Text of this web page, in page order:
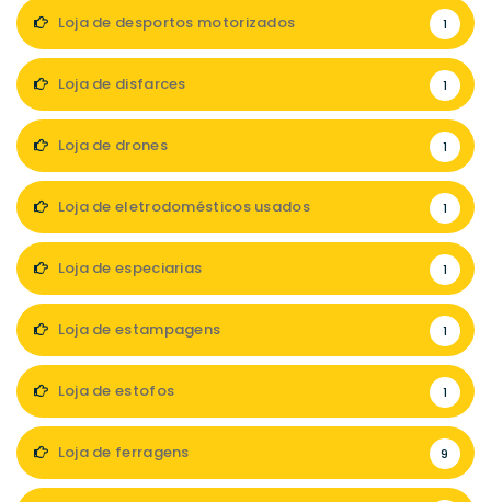
Loja de desportos motorizados 1
Loja de disfarces 1
Loja de drones 1
Loja de eletrodomésticos usados 1
Loja de especiarias 1
Loja de estampagens 1
Loja de estofos 1
Loja de ferragens 9